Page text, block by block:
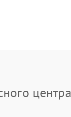
центра